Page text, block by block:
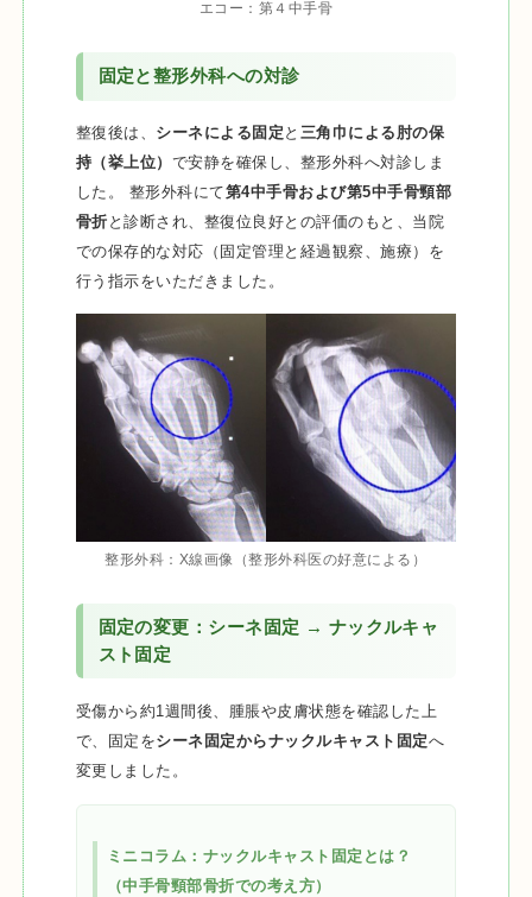
エコー：第４中手骨
固定と整形外科への対診
整復後は、 シーネによる固定 と 三角巾による肘の保
持（挙上位） で安静を確保し、整形外科へ対診しま
した。 整形外科にて第4中手骨および第5中手骨頸部
骨折 と診断され、整復位良好との評価のもと、当院
での保存的な対応（固定管理と経過観察、施療）を
行う指示をいただきました。
整形外科：X線画像（整形外科医の好意による）
固定の変更：シーネ固定 → ナックルキャ
スト固定
受傷から約1週間後、腫脹や皮膚状態を確認した上
で、固定をシーネ固定からナックルキャスト固定へ
変更しました。
ミニコラム：ナックルキャスト固定とは？
（中手骨頸部骨折での考え方）